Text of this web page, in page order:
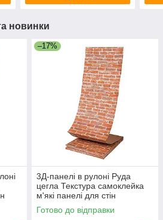
новинки
–17%
3Д-панелі в рулоні Руда
цегла Текстура самоклейка
м'які панелі для стін
700мм*20м*3мм R044-3-20
SW-00001370
Готово до відправки